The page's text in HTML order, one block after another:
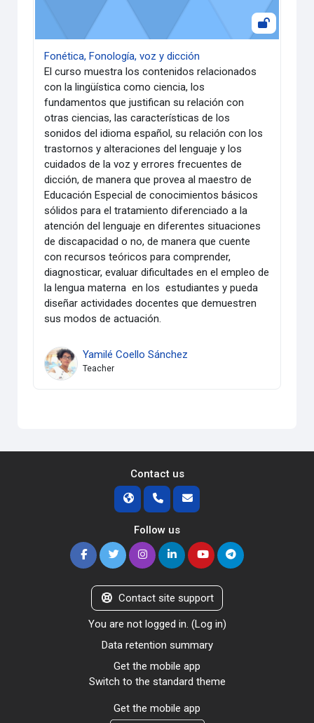
Fonética, Fonología, voz y dicción
El curso muestra los contenidos relacionados
con la lingüística como ciencia, los
fundamentos que justifican su relación con
otras ciencias, las características de los
sonidos del idioma español, su relación con los
trastornos y alteraciones del lenguaje y los
cuidados de la voz y errores frecuentes de
dicción, de manera que provea al maestro de
Educación Especial de conocimientos básicos
sólidos para el tratamiento diferenciado a la
atención del lenguaje en diferentes situaciones
de discapacidad o no, de manera que cuente
con recursos teóricos para comprender,
diagnosticar, evaluar dificultades en el empleo de
la lengua materna en los estudiantes y pueda
diseñar actividades docentes que demuestren
sus modos de actuación.
Yamilé Coello Sánchez
Teacher
Contact us
Follow us
Contact site support
You are not logged in. (Log in)
Data retention summary
Get the mobile app
Switch to the standard theme
Get the mobile app